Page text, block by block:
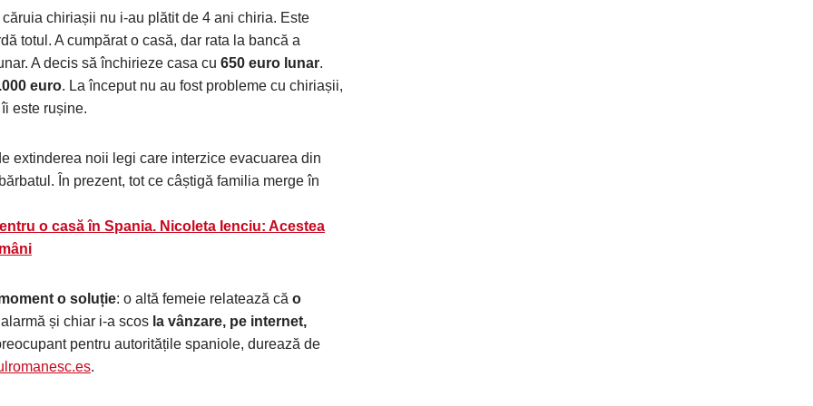
chiriașii nu i-au plătit de 4 ani chiria. Este
totul. A cumpărat o casă, dar rata la bancă a
A decis să închirieze casa cu 650 euro lunar.
euro. La început nu au fost probleme cu chiriașii,
este rușine.
extinderea noii legi care interzice evacuarea din
În prezent, tot ce câștigă familia merge în
o casă în Spania. Nicoleta Ienciu: Acestea
o soluție: o altă femeie relatează că o
și chiar i-a scos la vânzare, pe internet,
pentru autoritățile spaniole, durează de
.